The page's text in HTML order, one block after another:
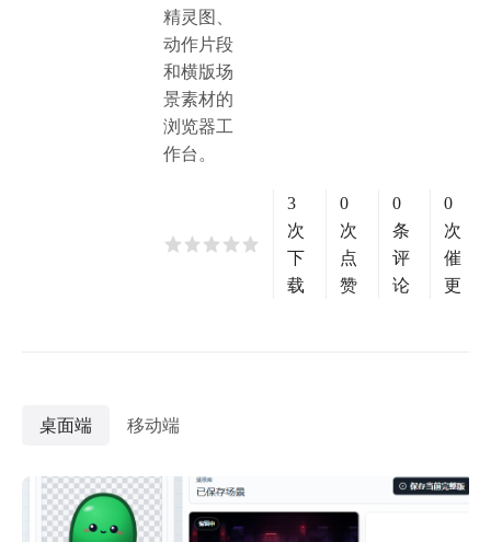
精灵图、
动作片段
和横版场
景素材的
浏览器工
作台。
3
次
下
载
0
次
点
赞
0
条
评
论
0
次
催
更
桌面端 移动端